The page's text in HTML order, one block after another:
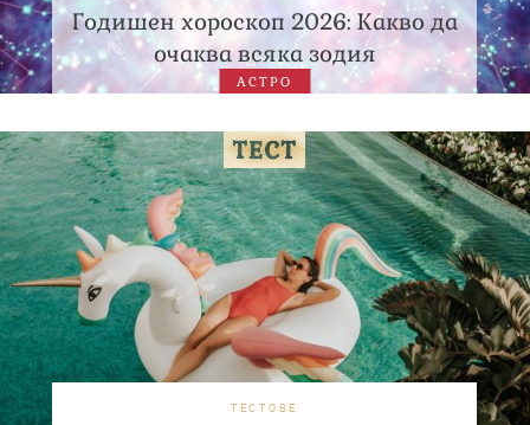
Годишен хороскоп 2026: Какво да
очаква всяка зодия
АСТРО
ТЕСТОВЕ